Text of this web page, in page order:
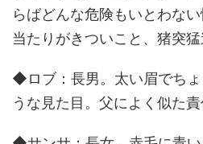
らばどんな危険もいとわな
当たりがきついこと、猪突
◆ロブ：長男。太い眉でち
うな見た目。父によく似た